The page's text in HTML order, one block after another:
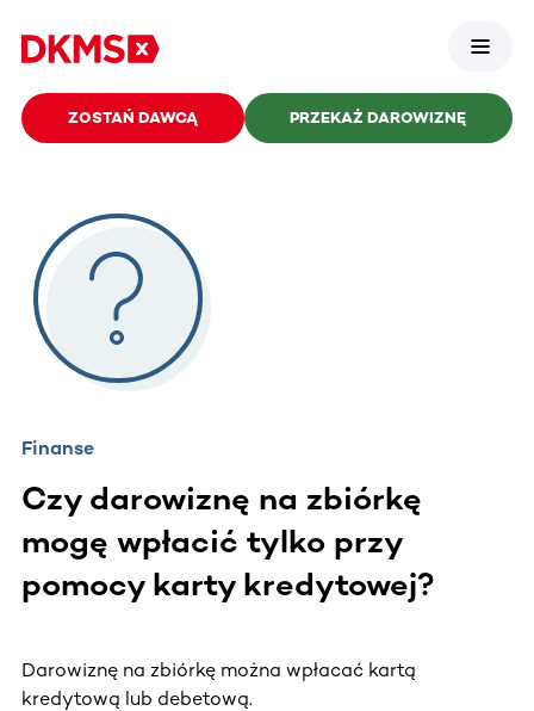
ZOSTAŃ DAWCĄ PRZEKAŻ DAROWIZNĘ
Finanse
Czy darowiznę na zbiórkę
mogę wpłacić tylko przy
pomocy karty kredytowej?
Darowiznę na zbiórkę można wpłacać kartą
kredytową lub debetową.